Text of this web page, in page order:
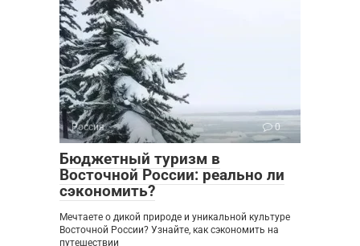
Россия 0
Бюджетный туризм в
Восточной России: реально ли
сэкономить?
Мечтаете о дикой природе и уникальной культуре
Восточной России? Узнайте, как сэкономить на
путешествии